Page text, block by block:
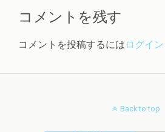
コメントを残す
コメントを投稿するには ログイン
Back to top